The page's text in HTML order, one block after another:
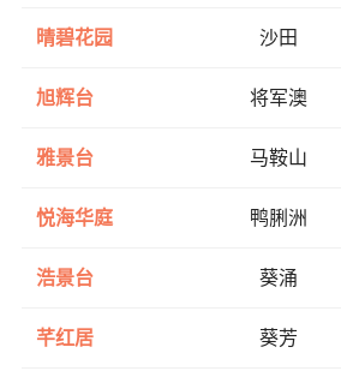
晴碧花园 沙田
旭辉台 将军澳
雅景台 马鞍山
悦海华庭 鸭脷洲
浩景台 葵涌
芊红居 葵芳